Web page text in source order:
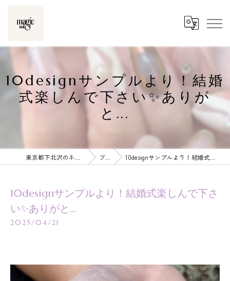
10designサンプルより！結婚
式楽しんで下さい✨ありが
と...
ブログ 10designサンプルより！結婚式楽しんで下さい✨ありがと...
10designサンプルより！結婚式楽しんで下さ
い✨ありがと...
2025/04/21